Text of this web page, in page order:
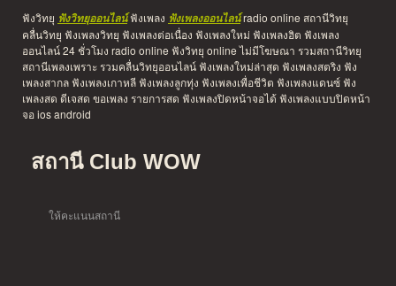
ฟังวิทยุ ฟังวิทยุออนไลน์ฟังเพลง ฟังเพลงออนไลน์radio online สถานีวิทยุ
คลื่นวิทยุ ฟังเพลงวิทยุ ฟังเพลงต่อเนื่อง ฟังเพลงใหม่ ฟังเพลงฮิต ฟังเพลง
ออนไลน์ 24 ชั่วโมง radio online ฟังวิทยุ online ไม่มีโฆษณา รวมสถานีวิทยุ
สถานีเพลงเพราะ รวมคลื่นวิทยุออนไลน์ ฟังเพลงใหม่ล่าสุด ฟังเพลงสตริง ฟัง
เพลงสากล ฟังเพลงเกาหลี ฟังเพลงลูกทุ่ง ฟังเพลงเพื่อชีวิต ฟังเพลงแดนซ์ ฟัง
เพลงสด ดีเจสด ขอเพลง รายการสด ฟังเพลงปิดหน้าจอได้ ฟังเพลงแบบปิดหน้า
จอ ios android
สถานี Club WOW
ให้คะแนนสถานี